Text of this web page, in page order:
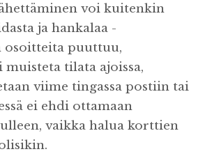
voi kuitenkin
ja hankalaa -
osoitteita puuttuu,
tilata ajoissa,
viime tingassa postiin tai
ei ehdi ottamaan
vaikka halua korttien